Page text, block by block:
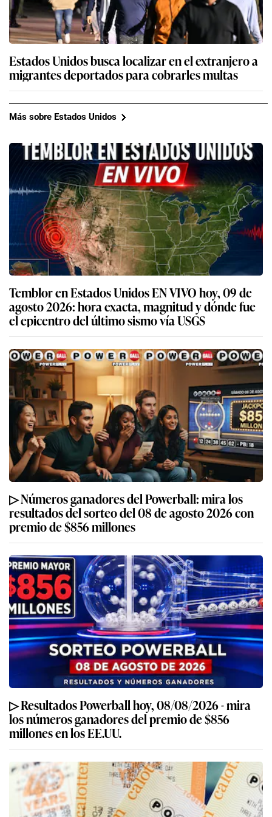
Estados Unidos busca localizar en el extranjero a
migrantes deportados para cobrarles multas
Más sobre Estados Unidos
Temblor en Estados Unidos EN VIVO hoy, 09 de
agosto 2026: hora exacta, magnitud y dónde fue
el epicentro del último sismo vía USGS
▷ Números ganadores del Powerball: mira los
resultados del sorteo del 08 de agosto 2026 con
premio de $856 millones
▷ Resultados Powerball hoy, 08/08/2026 - mira
los números ganadores del premio de $856
millones en los EE.UU.